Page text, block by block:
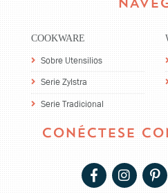
COOKWARE
Sobre Utensilios
Serie Zylstra
Serie Tradicional
CONÉCTESE